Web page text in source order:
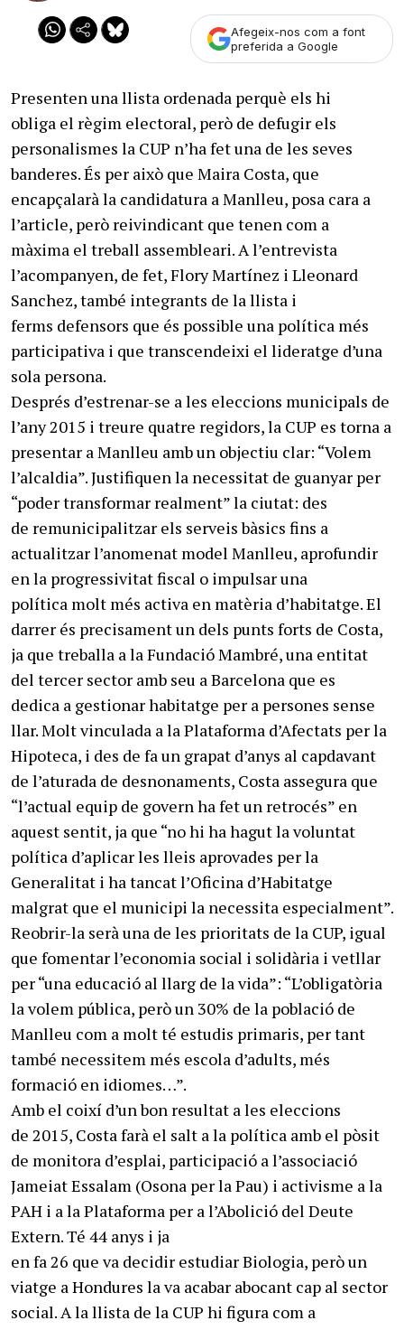
Afegeix-nos com a font
preferida a Google
Presenten una llista ordenada perquè els hi
obliga el règim electoral, però de defugir els
personalismes la CUP n’ha fet una de les seves
banderes. És per això que Maira Costa, que
encapçalarà la candidatura a Manlleu, posa cara a
l’article, però reivindicant que tenen com a
màxima el treball assembleari. A l’entrevista
l’acompanyen, de fet, Flory Martínez i Lleonard
Sanchez, també integrants de la llista i
ferms defensors que és possible una política més
participativa i que transcendeixi el lideratge d’una
sola persona.
Després d’estrenar-se a les eleccions municipals de
l’any 2015 i treure quatre regidors, la CUP es torna a
presentar a Manlleu amb un objectiu clar: “Volem
l’alcaldia”. Justifiquen la necessitat de guanyar per
“poder transformar realment” la ciutat: des
de remunicipalitzar els serveis bàsics fins a
actualitzar l’anomenat model Manlleu, aprofundir
en la progressivitat fiscal o impulsar una
política molt més activa en matèria d’habitatge. El
darrer és precisament un dels punts forts de Costa,
ja que treballa a la Fundació Mambré, una entitat
del tercer sector amb seu a Barcelona que es
dedica a gestionar habitatge per a persones sense
llar. Molt vinculada a la Plataforma d’Afectats per la
Hipoteca, i des de fa un grapat d’anys al capdavant
de l’aturada de desnonaments, Costa assegura que
“l’actual equip de govern ha fet un retrocés” en
aquest sentit, ja que “no hi ha hagut la voluntat
política d’aplicar les lleis aprovades per la
Generalitat i ha tancat l’Oficina d’Habitatge
malgrat que el municipi la necessita especialment”.
Reobrir-la serà una de les prioritats de la CUP, igual
que fomentar l’economia social i solidària i vetllar
per “una educació al llarg de la vida”: “L’obligatòria
la volem pública, però un 30% de la població de
Manlleu com a molt té estudis primaris, per tant
també necessitem més escola d’adults, més
formació en idiomes…”.
Amb el coixí d’un bon resultat a les eleccions
de 2015, Costa farà el salt a la política amb el pòsit
de monitora d’esplai, participació a l’associació
Jameiat Essalam (Osona per la Pau) i activisme a la
PAH i a la Plataforma per a l’Abolició del Deute
Extern. Té 44 anys i ja
en fa 26 que va decidir estudiar Biologia, però un
viatge a Hondures la va acabar abocant cap al sector
social. A la llista de la CUP hi figura com a